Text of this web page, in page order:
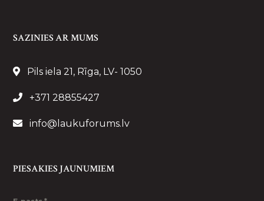
SAZINIES AR MUMS
Pils iela 21, Rīga, LV- 1050
+371 28855427
info@laukuforums.lv
PIESAKIES JAUNUMIEM